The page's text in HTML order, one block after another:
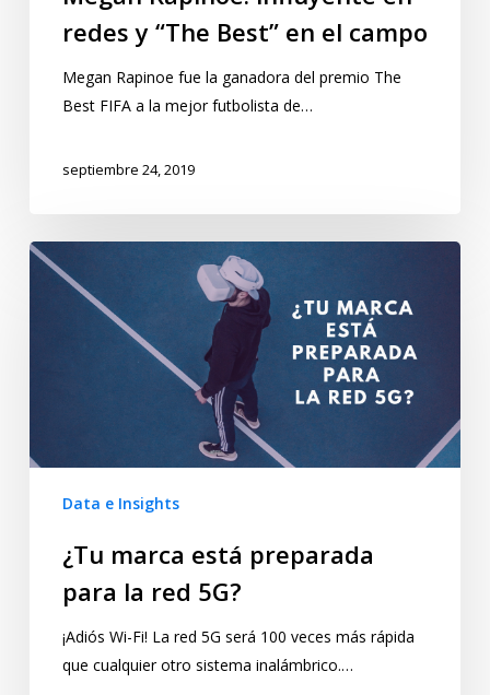
redes y “The Best” en el campo
Megan Rapinoe fue la ganadora del premio The
Best FIFA a la mejor futbolista de…
septiembre 24, 2019
Data e Insights
¿Tu marca está preparada
para la red 5G?
¡Adiós Wi-Fi! La red 5G será 100 veces más rápida
que cualquier otro sistema inalámbrico.…